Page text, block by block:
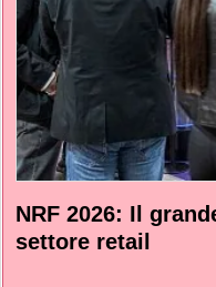
NRF 2026: Il
settore retail